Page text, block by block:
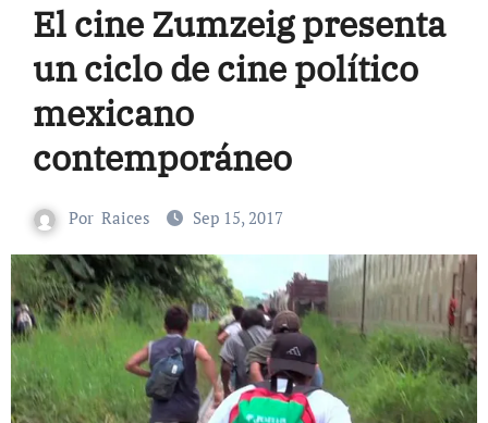
El cine Zumzeig presenta
un ciclo de cine político
mexicano
contemporáneo
Por Raices Sep 15, 2017